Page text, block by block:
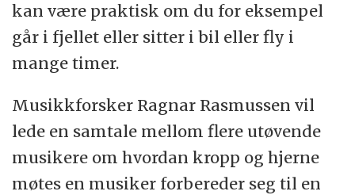
kan være praktisk om du for eksempel
går i fjellet eller sitter i bil eller fly i
mange timer.
Musikkforsker Ragnar Rasmussen vil
lede en samtale mellom flere utøvende
musikere om hvordan kropp og hjerne
møtes en musiker forbereder seg til en